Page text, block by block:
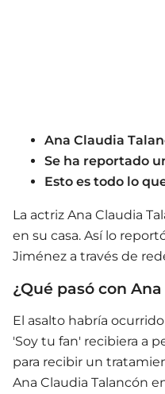
Ana Claudia
Se ha reportado
Esto es todo lo
La actriz Ana Claudia
en su casa. Así lo
Jiménez a través de
¿Qué pasó con
El asalto habría
'Soy tu fan' recibiera a
para recibir un
Ana Claudia Talancón